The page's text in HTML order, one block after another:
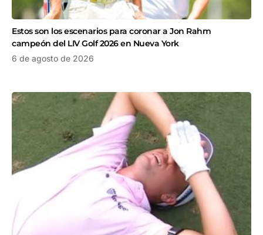
Estos son los escenarios para coronar a Jon Rahm
campeón del LIV Golf 2026 en Nueva York
6 de agosto de 2026